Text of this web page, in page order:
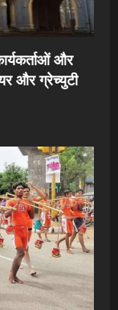
और
और ग्रेच्युटी